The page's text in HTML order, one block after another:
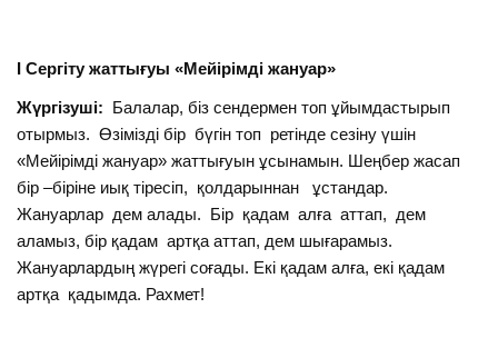
І Сергіту жаттығуы «Мейірімді жануар»
Жүргізуші: Балалар, біз сендермен топ ұйымдастырып
отырмыз. Өзімізді бір бүгін топ ретінде сезіну үшін
«Мейірімді жануар» жаттығуын ұсынамын. Шеңбер жасап
бір –біріне иық тіресіп, қолдарыннан ұстандар.
Жануарлар дем алады. Бір қадам алға аттап, дем
аламыз, бір қадам артқа аттап, дем шығарамыз.
Жануарлардың жүрегі соғады. Екі қадам алға, екі қадам
артқа қадымда. Рахмет!